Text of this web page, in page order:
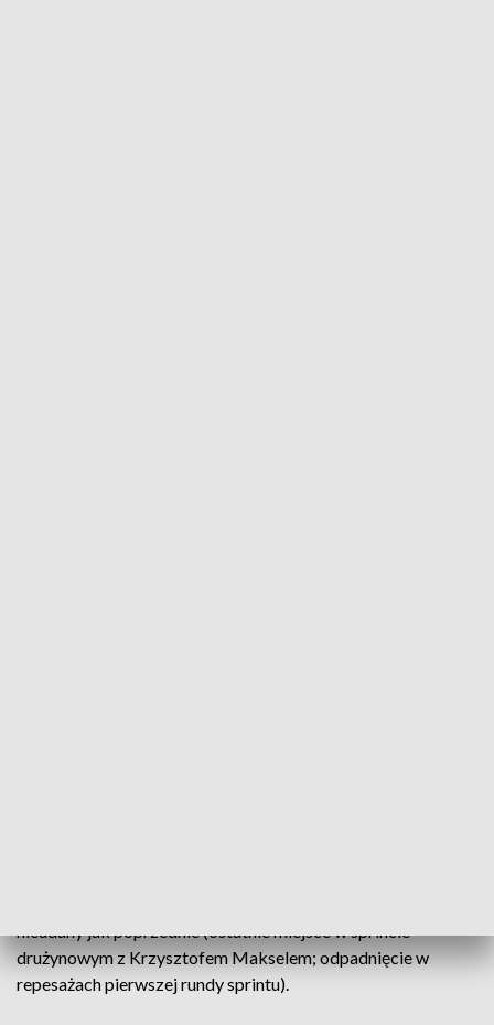
nieudany jak poprzednie (ostatnie miejsce w sprincie
drużynowym z Krzysztofem Makselem; odpadnięcie w
repesażach pierwszej rundy sprintu).